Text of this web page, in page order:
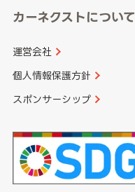
カーネクストについて
運営会社
個人情報保護方針
スポンサーシップ